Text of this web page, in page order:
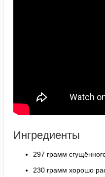
Ингредиенты
297 грамм
230 грамм хорошо